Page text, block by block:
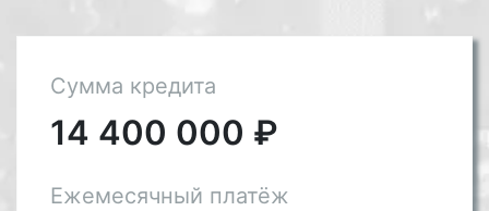
Сумма кредита
14 400 000 ₽
Ежемесячный платёж